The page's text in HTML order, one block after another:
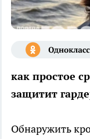
как простое
защитит
Обнаружить